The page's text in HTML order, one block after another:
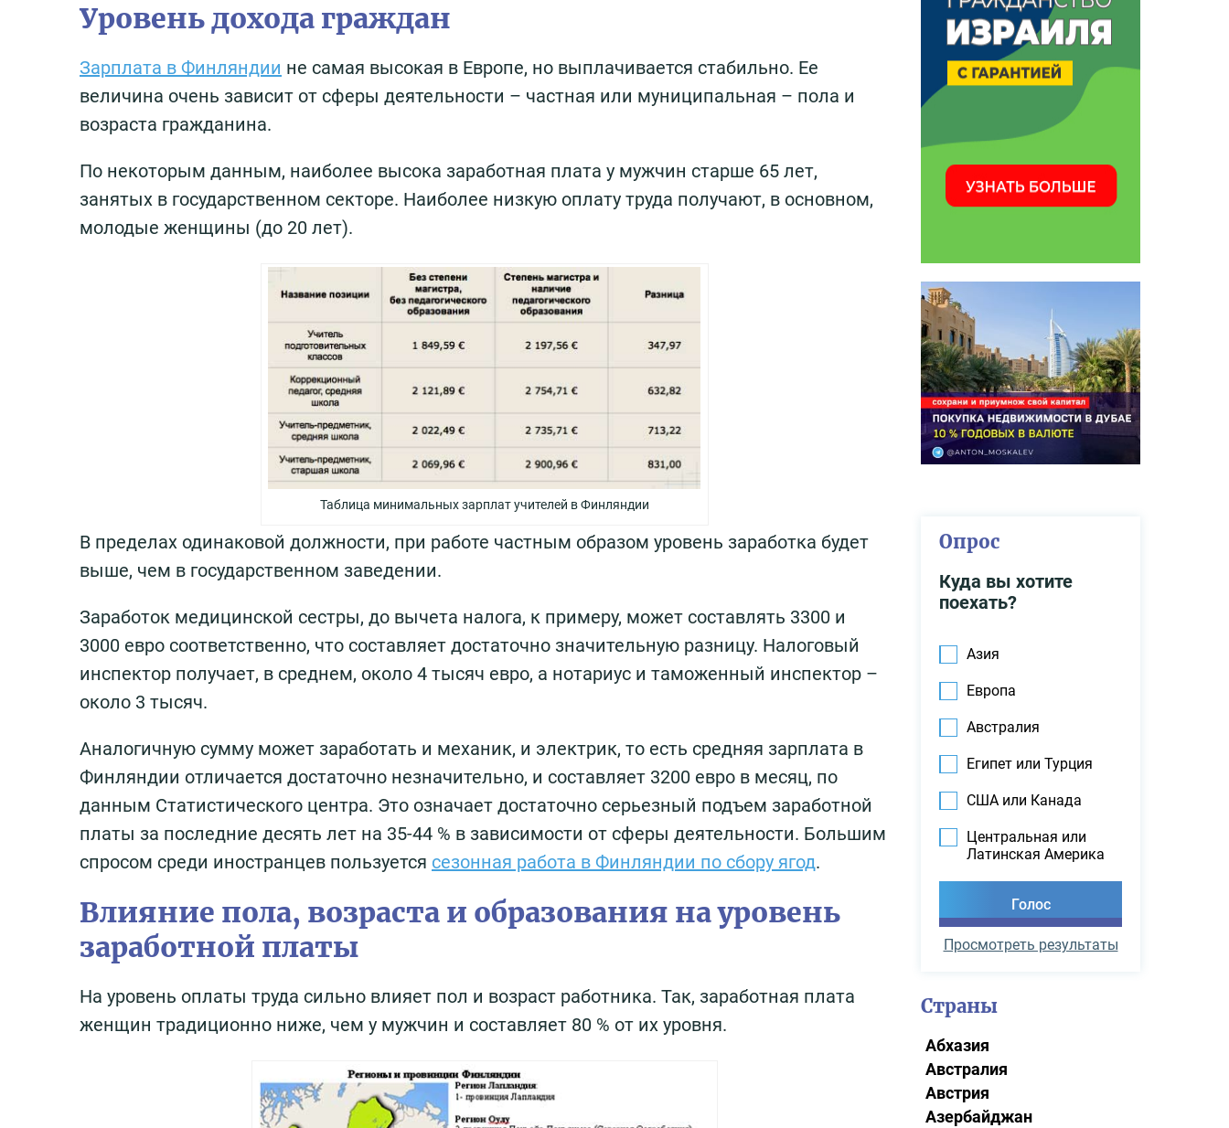
Уровень дохода граждан
Зарплата в Финляндии не самая высокая в Европе, но выплачивается стабильно. Ее
величина очень зависит от сферы деятельности – частная или муниципальная – пола и
возраста гражданина.
По некоторым данным, наиболее высока заработная плата у мужчин старше 65 лет,
занятых в государственном секторе. Наиболее низкую оплату труда получают, в основном,
молодые женщины (до 20 лет).
Таблица минимальных зарплат учителей в Финляндии
В пределах одинаковой должности, при работе частным образом уровень заработка будет
выше, чем в государственном заведении.
Заработок медицинской сестры, до вычета налога, к примеру, может составлять 3300 и
3000 евро соответственно, что составляет достаточно значительную разницу. Налоговый
инспектор получает, в среднем, около 4 тысяч евро, а нотариус и таможенный инспектор –
около 3 тысяч.
Аналогичную сумму может заработать и механик, и электрик, то есть средняя зарплата в
Финляндии отличается достаточно незначительно, и составляет 3200 евро в месяц, по
данным Статистического центра. Это означает достаточно серьезный подъем заработной
платы за последние десять лет на 35-44 % в зависимости от сферы деятельности. Большим
спросом среди иностранцев пользуется сезонная работа в Финляндии по сбору ягод.
Влияние пола, возраста и образования на уровень
заработной платы
На уровень оплаты труда сильно влияет пол и возраст работника. Так, заработная плата
женщин традиционно ниже, чем у мужчин и составляет 80 % от их уровня.
Опрос
Куда вы хотите
поехать?
Азия
Европа
Австралия
Египет или Турция
США или Канада
Центральная или
Латинская Америка
Просмотреть результаты
Страны
Абхазия
Австралия
Австрия
Азербайджан